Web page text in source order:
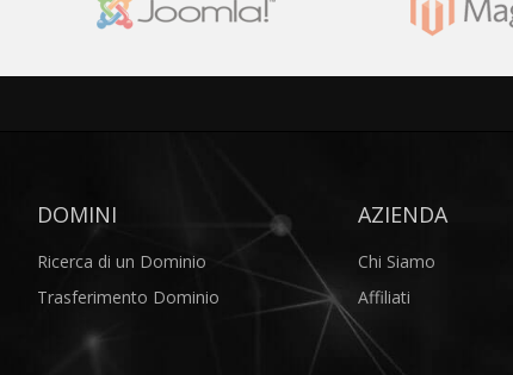
DOMINI
Ricerca di un Dominio
Trasferimento Dominio
AZIENDA
Chi Siamo
Affiliati